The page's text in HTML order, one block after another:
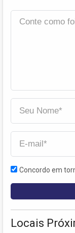
Concordo em
Locais